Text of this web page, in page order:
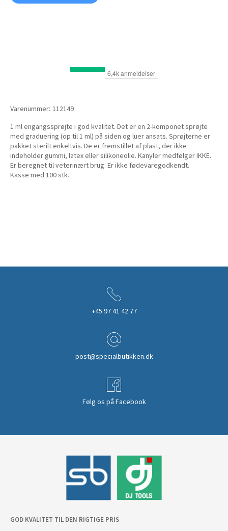
Varenummer: 112149
1 ml engangssprøjte i god kvalitet. Det er en 2-komponet sprøjte
med graduering (op til 1 ml) på siden og luer ansats. Sprøjterne er
pakket sterilt enkeltvis. De er fremstillet af plast, der ikke
indeholder gummi, latex eller silikoneolie. Kanyler medfølger IKKE.
Er beregnet til veterinært brug. Er ikke fødevaregodkendt.
Kasse med 100 stk.
+45 97 41 42 77
post@specialbutikken.dk
Følg os på Facebook
GOD KVALITET TIL DEN RIGTIGE PRIS